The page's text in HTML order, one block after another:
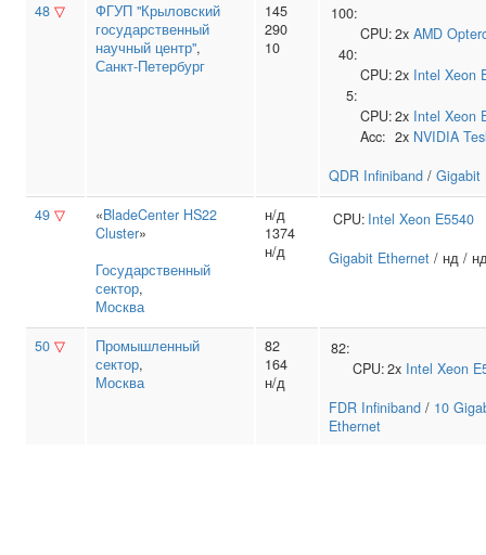
48 ▽
ФГУП "Крыловский
государственный
научный центр",
Санкт-Петербург
145
290
10
100:
CPU:2x AMD
40:
CPU:2x Intel Xeon
5:
CPU:2x Intel Xeon
Acc: 2x NVIDIA
QDR Infiniband / Gigabit
49 ▽ «BladeCenter HS22
Cluster»
Государственный
сектор,
Москва
н/д
1374
н/д
CPU: Intel Xeon E5540
Gigabit Ethernet / нд /
50 ▽
Промышленный
сектор,
Москва
82
164
н/д
82:
CPU:2x Intel Xeon
FDR Infiniband / 10
Ethernet